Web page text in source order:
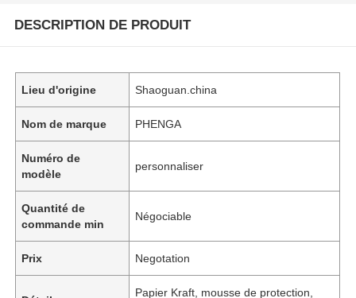
DESCRIPTION DE PRODUIT
Lieu d'origine Shaoguan.china
Nom de marque PHENGA
Numéro de
modèle
personnaliser
Quantité de
commande min
Négociable
Prix Negotation
Papier Kraft, mousse de protection,